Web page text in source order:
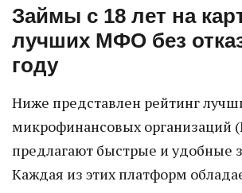
Займы с 18 лет на
лучших МФО без
году
Ниже представлен рейтинг
микрофинансовых организаций
предлагают быстрые и удобные
Каждая из этих платформ